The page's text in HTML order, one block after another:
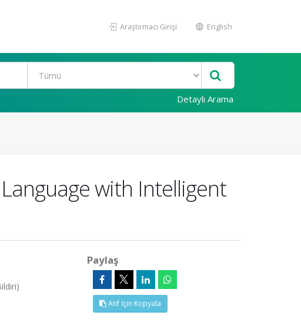
Araştırmacı Girişi English
Detaylı Arama
with Intelligent
Paylaş
Atıf İçin Kopyala